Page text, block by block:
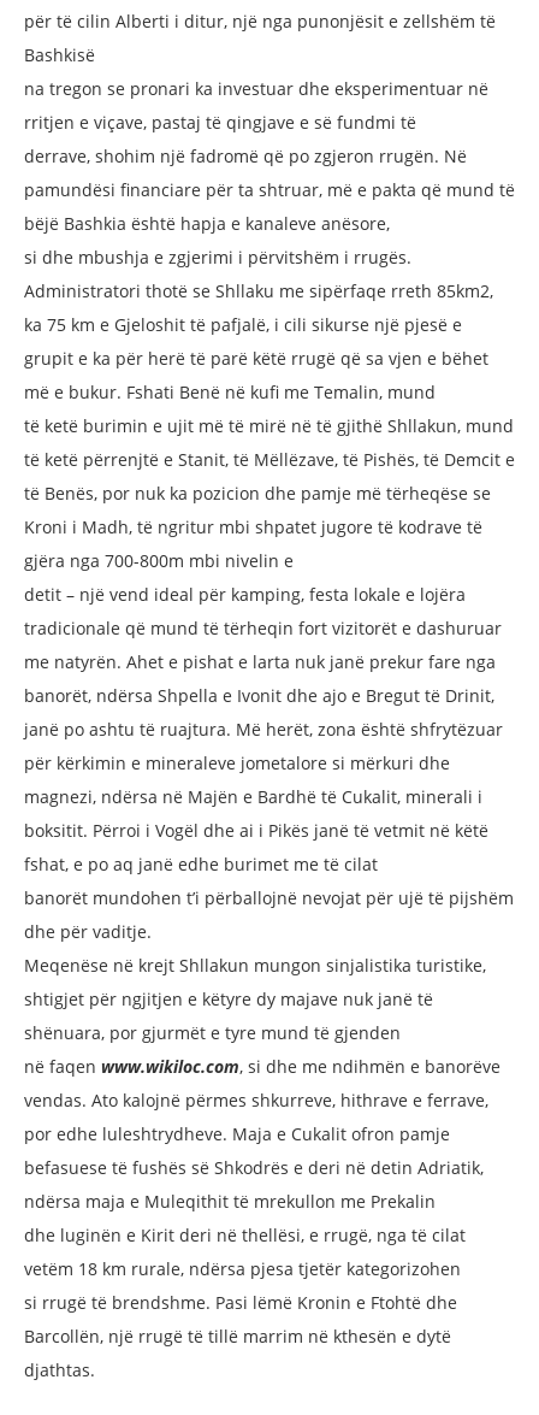
për të cilin Alberti i ditur, një nga punonjësit e zellshëm të
Bashkisë
na tregon se pronari ka investuar dhe eksperimentuar në
rritjen e viçave, pastaj të qingjave e së fundmi të
derrave, shohim një fadromë që po zgjeron rrugën. Në
pamundësi financiare për ta shtruar, më e pakta që mund të
bëjë Bashkia është hapja e kanaleve anësore,
si dhe mbushja e zgjerimi i përvitshëm i rrugës.
Administratori thotë se Shllaku me sipërfaqe rreth 85km2,
ka 75 km e Gjeloshit të pafjalë, i cili sikurse një pjesë e
grupit e ka për herë të parë këtë rrugë që sa vjen e bëhet
më e bukur. Fshati Benë në kufi me Temalin, mund
të ketë burimin e ujit më të mirë në të gjithë Shllakun, mund
të ketë përrenjtë e Stanit, të Mëllëzave, të Pishës, të Demcit e
të Benës, por nuk ka pozicion dhe pamje më tërheqëse se
Kroni i Madh, të ngritur mbi shpatet jugore të kodrave të
gjëra nga 700-800m mbi nivelin e
detit – një vend ideal për kamping, festa lokale e lojëra
tradicionale që mund të tërheqin fort vizitorët e dashuruar
me natyrën. Ahet e pishat e larta nuk janë prekur fare nga
banorët, ndërsa Shpella e Ivonit dhe ajo e Bregut të Drinit,
janë po ashtu të ruajtura. Më herët, zona është shfrytëzuar
për kërkimin e mineraleve jometalore si mërkuri dhe
magnezi, ndërsa në Majën e Bardhë të Cukalit, minerali i
boksitit. Përroi i Vogël dhe ai i Pikës janë të vetmit në këtë
fshat, e po aq janë edhe burimet me të cilat
banorët mundohen t’i përballojnë nevojat për ujë të pijshëm
dhe për vaditje.
Meqenëse në krejt Shllakun mungon sinjalistika turistike,
shtigjet për ngjitjen e këtyre dy majave nuk janë të
shënuara, por gjurmët e tyre mund të gjenden
në faqen www.wikiloc.com, si dhe me ndihmën e banorëve
vendas. Ato kalojnë përmes shkurreve, hithrave e ferrave,
por edhe luleshtrydheve. Maja e Cukalit ofron pamje
befasuese të fushës së Shkodrës e deri në detin Adriatik,
ndërsa maja e Muleqithit të mrekullon me Prekalin
dhe luginën e Kirit deri në thellësi, e rrugë, nga të cilat
vetëm 18 km rurale, ndërsa pjesa tjetër kategorizohen
si rrugë të brendshme. Pasi lëmë Kronin e Ftohtë dhe
Barcollën, një rrugë të tillë marrim në kthesën e dytë
djathtas.